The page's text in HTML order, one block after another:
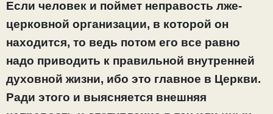
Если человек и поймет неправость лже-
церковной организации, в которой он
находится, то ведь потом его все равно
надо приводить к правильной внутренней
духовной жизни, ибо это главное в Церкви.
Ради этого и выясняется внешняя